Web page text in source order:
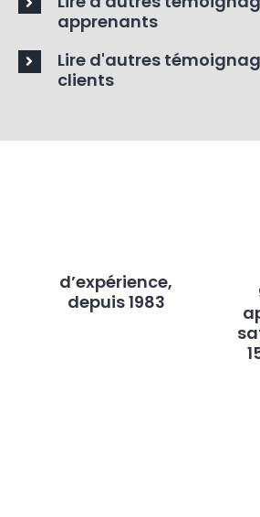
Mme Peggy M.,technicien de
apprenants
Lire d'autres
clients
d’expérience,
depuis 1983